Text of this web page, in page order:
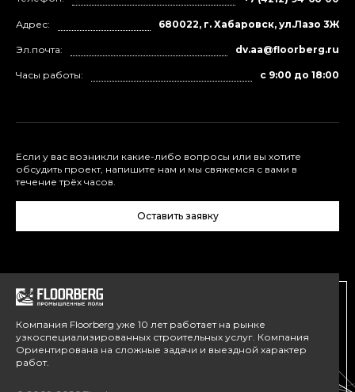
Компания Floorberg уже 10 лет работает на рынке
узкоспециализированных строительных услуг. Компания
Ориентирована на сложные задачи и выездной характер
работ.
Адрес: 680022, г. Хабаровск, ул.Лазо 3Ж
Эл.почта: dv.aa@floorberg.ru
Часы работы: с 9:00 до 18:00
Если у вас возникли какие-либо вопросы или вы хотите
обсудить проект, напишите нам и мы свяжемся с вами в
течение трёх часов.
Оставить заявку